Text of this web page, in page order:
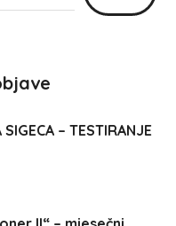
– TESTIRANJE